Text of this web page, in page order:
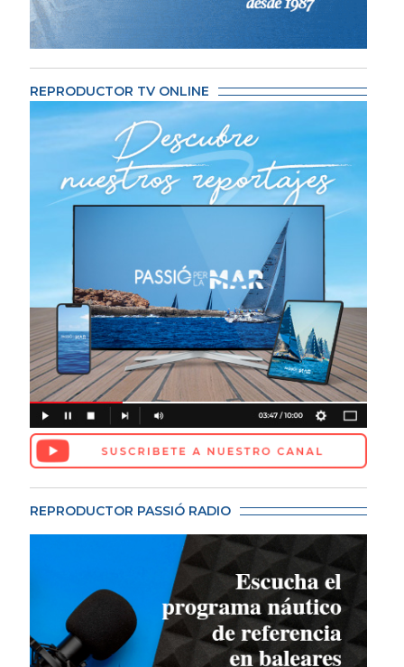
REPRODUCTOR TV ONLINE
REPRODUCTOR PASSIÓ RADIO